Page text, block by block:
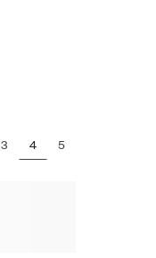
3 4 5